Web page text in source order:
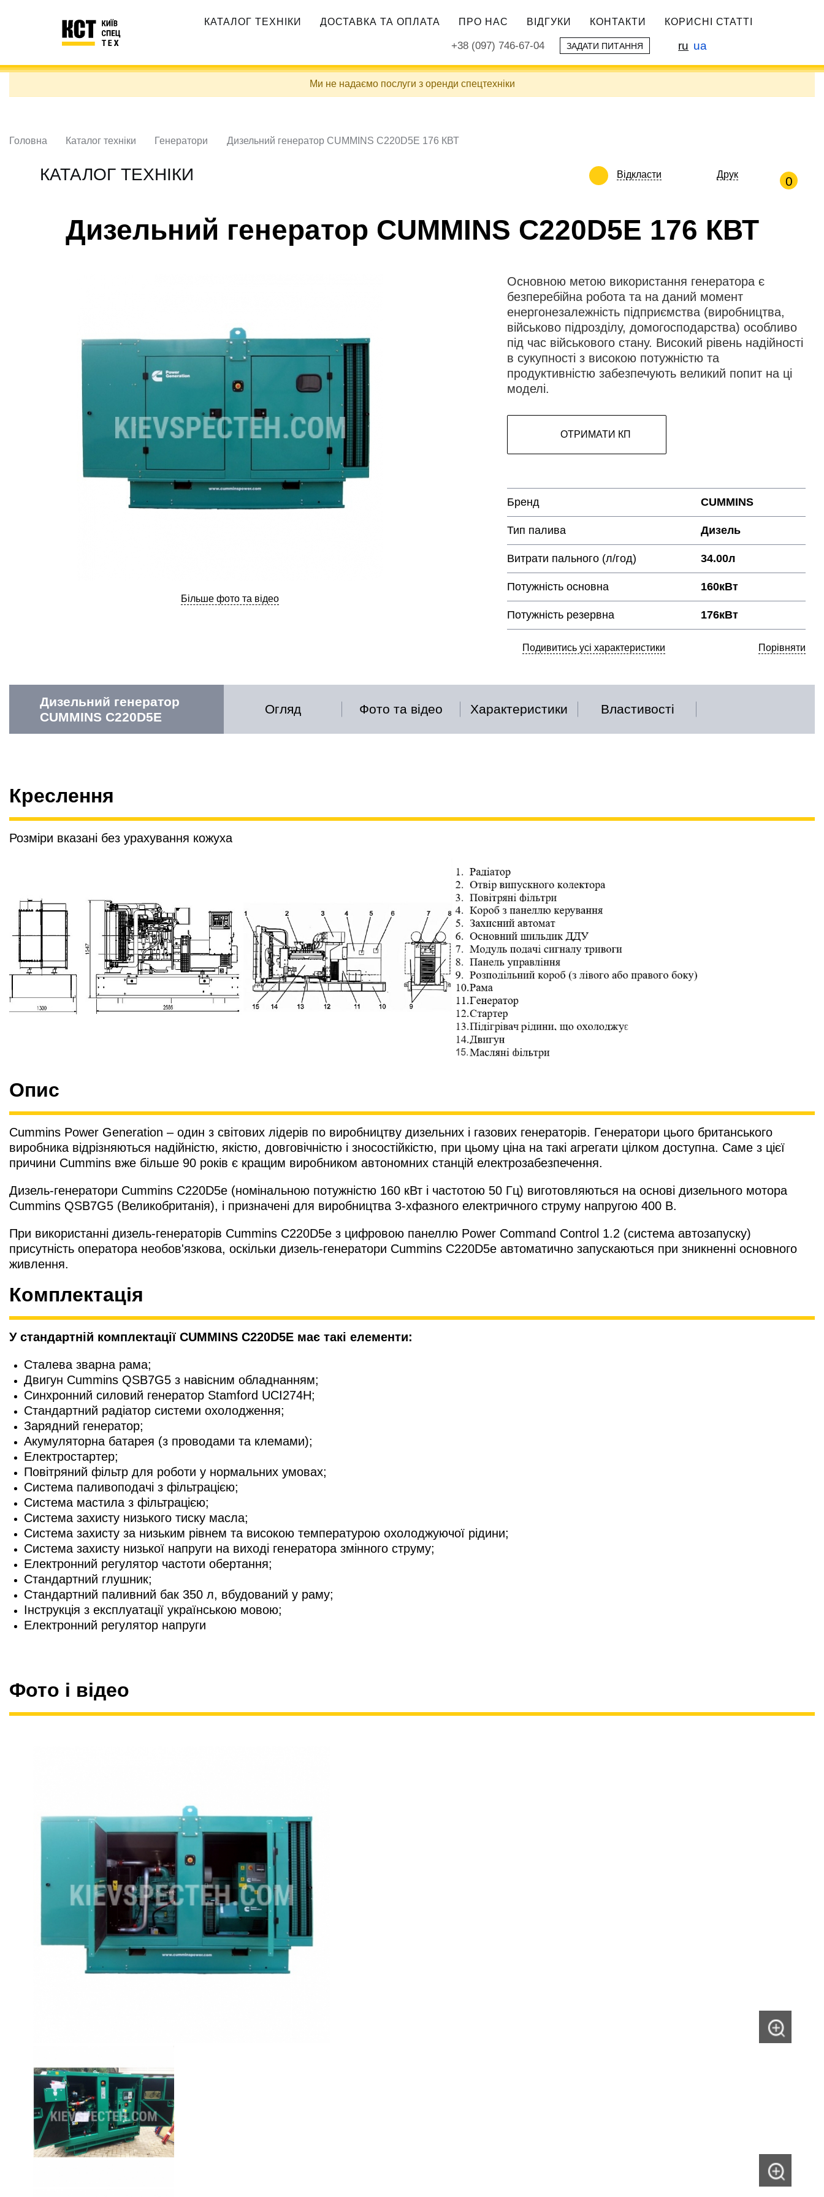
навигация
КАТАЛОГ ТЕХНІКИ ДОСТАВКА ТА ОПЛАТА ПРО НАС ВІДГУКИ КОНТАКТИ КОРИСНІ СТАТТІ
+38 (097) 746-67-04 ЗАДАТИ ПИТАННЯ ru ua
Ми не надаємо послуги з оренди спецтехніки
Головна Каталог техніки Генератори Дизельний генератор CUMMINS C220D5E 176 КВТ
КАТАЛОГ ТЕХНІКИ Відкласти Друк 0
Дизельний генератор CUMMINS C220D5E 176 КВТ
Більше фото та відео
Основною метою використання генератора є
безперебійна робота та на даний момент
енергонезалежність підприємства (виробництва,
військово підрозділу, домогосподарства) особливо
під час військового стану. Високий рівень надійності
в сукупності з високою потужністю та
продуктивністю забезпечують великий попит на ці
моделі.
ОТРИМАТИ КП
Бренд CUMMINS
Тип палива Дизель
Витрати пального (л/год) 34.00л
Потужність основна 160кВт
Потужність резервна 176кВт
Подивитись усі характеристики Порівняти
Дизельний генератор
CUMMINS C220D5E
Огляд Фото та відео Характеристики Властивості
Креслення
Розміри вказані без урахування кожуха
Опис
Cummins Power Generation – один з світових лідерів по виробництву дизельних і газових генераторів. Генератори цього британського
виробника відрізняються надійністю, якістю, довговічністю і зносостійкістю, при цьому ціна на такі агрегати цілком доступна. Саме з цієї
причини Cummins вже більше 90 років є кращим виробником автономних станцій електрозабезпечення.
Дизель-генератори Cummins C220D5e (номінальною потужністю 160 кВт і частотою 50 Гц) виготовляються на основі дизельного мотора
Cummins QSB7G5 (Великобританія), і призначені для виробництва 3-хфазного електричного струму напругою 400 В.
При використанні дизель-генераторів Cummins C220D5e з цифровою панеллю Power Command Control 1.2 (система автозапуску)
присутність оператора необов'язкова, оскільки дизель-генератори Cummins C220D5e автоматично запускаються при зникненні основного
живлення.
Комплектація
У стандартній комплектації CUMMINS C220D5E має такі елементи:
Сталева зварна рама;
Двигун Cummins QSB7G5 з навісним обладнанням;
Синхронний силовий генератор Stamford UCI274H;
Стандартний радіатор системи охолодження;
Зарядний генератор;
Акумуляторна батарея (з проводами та клемами);
Електростартер;
Повітряний фільтр для роботи у нормальних умовах;
Система паливоподачі з фільтрацією;
Система мастила з фільтрацією;
Система захисту низького тиску масла;
Система захисту за низьким рівнем та високою температурою охолоджуючої рідини;
Система захисту низької напруги на виході генератора змінного струму;
Електронний регулятор частоти обертання;
Стандартний глушник;
Стандартний паливний бак 350 л, вбудований у раму;
Інструкція з експлуатації українською мовою;
Електронний регулятор напруги
Фото і відео